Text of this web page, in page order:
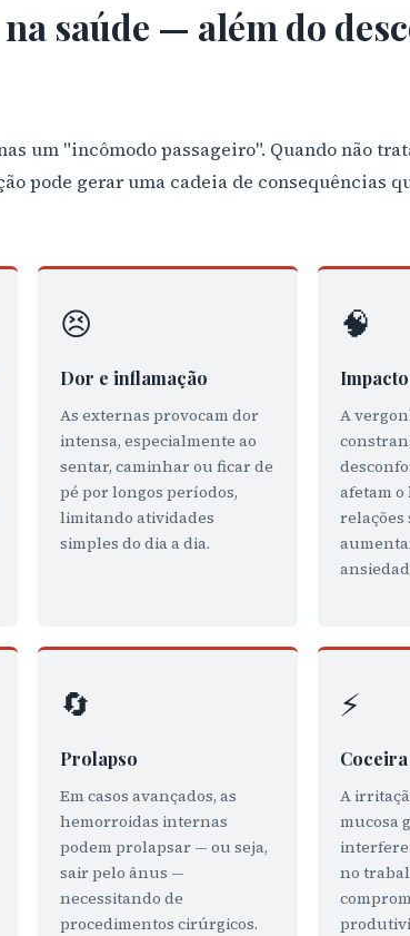
saúde — além do
um "incômodo passageiro". Quando não
pode gerar uma cadeia de consequências
😣
Dor e inflamação
As externas provocam dor
intensa, especialmente ao
sentar, caminhar ou ficar de
pé por longos períodos,
limitando atividades
simples do dia a dia.
🧠
A
afetam o
relações
🔄
Prolapso
Em casos avançados, as
hemorroidas internas
podem prolapsar — ou seja,
sair pelo ânus —
necessitando de
procedimentos cirúrgicos.
⚡
A
mucosa
interfere
no